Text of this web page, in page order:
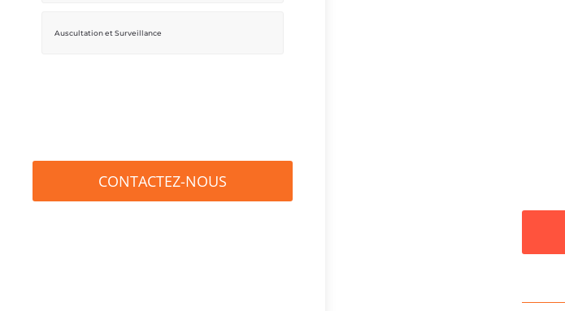
Auscultation et Surveillance
CONTACTEZ-NOUS